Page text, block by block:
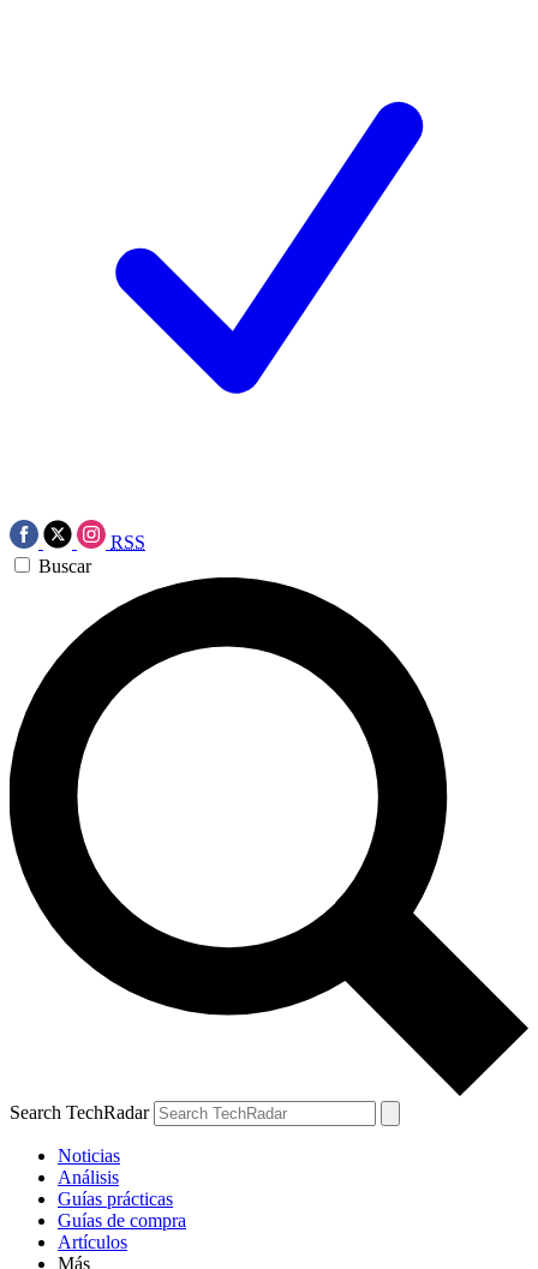
RSS
Buscar
Search TechRadar
Noticias
Análisis
Guías prácticas
Guías de compra
Artículos
Más